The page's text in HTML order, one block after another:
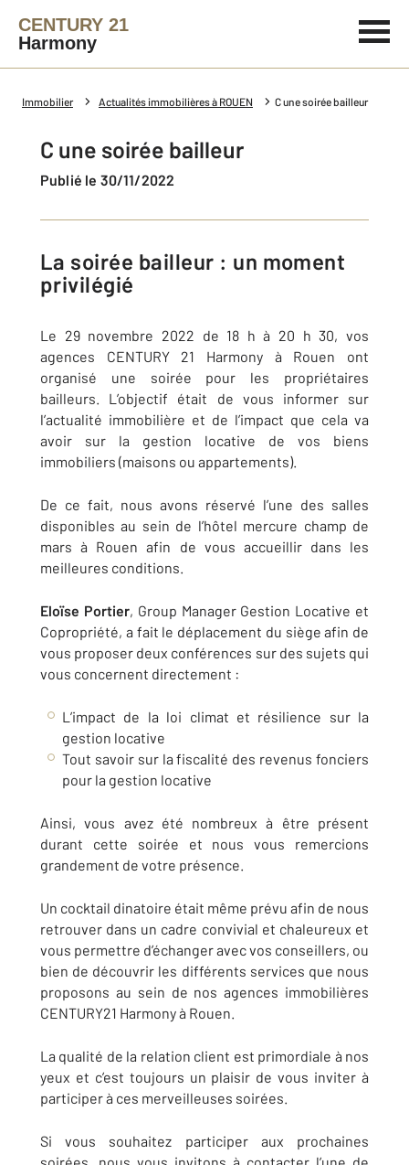
CENTURY 21
Harmony
Immobilier Actualités immobilières à ROUEN C une soirée bailleur
C une soirée bailleur
Publié le 30/11/2022
La soirée bailleur : un moment
privilégié
Le 29 novembre 2022 de 18 h à 20 h 30, vos
agences CENTURY 21 Harmony à Rouen ont
organisé une soirée pour les propriétaires
bailleurs. L’objectif était de vous informer sur
l’actualité immobilière et de l’impact que cela va
avoir sur la gestion locative de vos biens
immobiliers (maisons ou appartements).
De ce fait, nous avons réservé l’une des salles
disponibles au sein de l’hôtel mercure champ de
mars à Rouen afin de vous accueillir dans les
meilleures conditions.
Eloïse Portier, Group Manager Gestion Locative et
Copropriété, a fait le déplacement du siège afin de
vous proposer deux conférences sur des sujets qui
vous concernent directement :
L’impact de la loi climat et résilience sur la
gestion locative
Tout savoir sur la fiscalité des revenus fonciers
pour la gestion locative
Ainsi, vous avez été nombreux à être présent
durant cette soirée et nous vous remercions
grandement de votre présence.
Un cocktail dinatoire était même prévu afin de nous
retrouver dans un cadre convivial et chaleureux et
vous permettre d’échanger avec vos conseillers, ou
bien de découvrir les différents services que nous
proposons au sein de nos agences immobilières
CENTURY21 Harmony à Rouen.
La qualité de la relation client est primordiale à nos
yeux et c’est toujours un plaisir de vous inviter à
participer à ces merveilleuses soirées.
Si vous souhaitez participer aux prochaines